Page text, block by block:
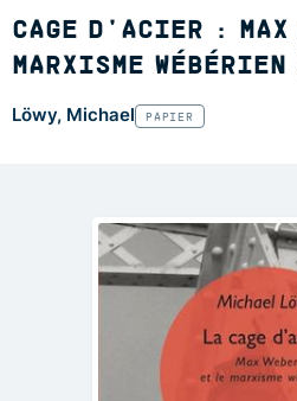
CAGE D'ACIER : MAX
MARXISME
Löwy, Michael PAPIER